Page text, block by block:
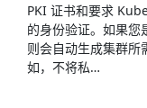
PKI 证书和要求
的身份验证。如果
则会自动生成集群所
如，不将私…